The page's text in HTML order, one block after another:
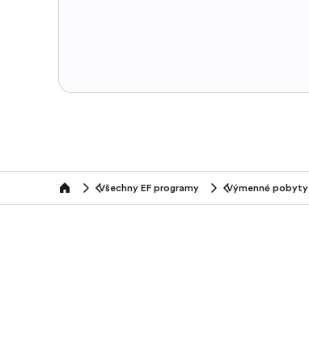
home Všechny EF programy Výmenné pobyty